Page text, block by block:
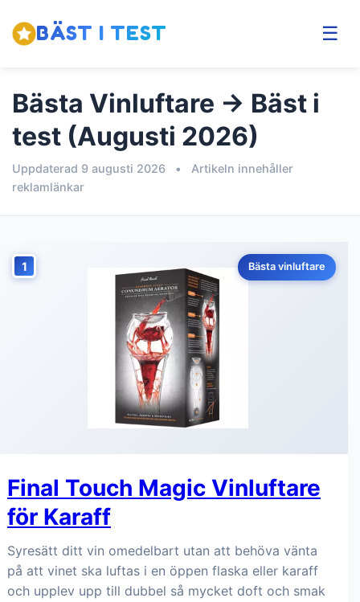
BÄST I TEST ☰
Bästa Vinluftare → Bäst i
test (Augusti 2026)
Uppdaterad 9 augusti 2026 •
Artikeln innehåller
reklamlänkar
1 Bästa vinluftare
Final Touch Magic Vinluftare
för Karaff
Syresätt ditt vin omedelbart utan att behöva vänta
på att vinet ska luftas i en öppen flaska eller karaff
och upplev upp till dubbel så mycket doft och smak